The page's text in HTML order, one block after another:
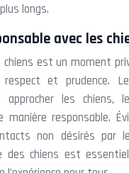
longs.
avec les
chiens est un moment
et prudence.
approcher les chiens,
manière responsable.
non désirés par
des chiens est